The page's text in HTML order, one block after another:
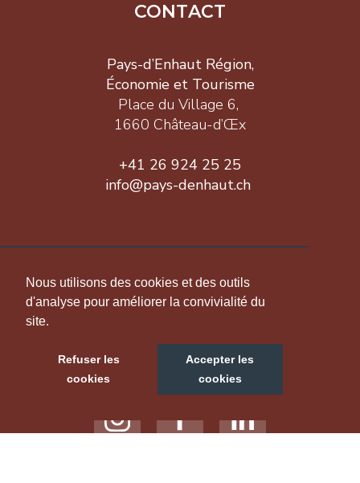
Nous utilisons des cookies et des outils
d'analyse pour améliorer la convivialité du
site.
Refuser les
cookies
Accepter les
cookies
CONTACT
Pays-d’Enhaut Région,
Économie et Tourisme
Place du Village 6,
1660 Château-d’Œx
+41 26 924 25 25
info@pays-denhaut.ch
NOUS SUIVRE